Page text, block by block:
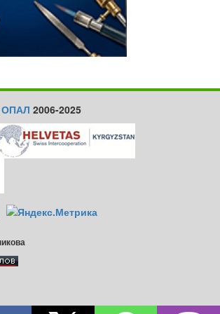
ОПАЛ 2006-2025